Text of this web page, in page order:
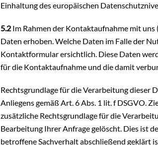
Einhaltung des europäischen
5.2 Im Rahmen der Kontaktaufnahme mit
Daten erhoben. Welche Daten im Falle der
Kontaktformular ersichtlich. Diese Daten
für die Kontaktaufnahme und die damit
Rechtsgrundlage für die Verarbeitung dieser
Anliegens gemäß Art. 6 Abs. 1 lit. f DSGVO.
zusätzliche Rechtsgrundlage für die
Bearbeitung Ihrer Anfrage gelöscht. Dies ist
betroffene Sachverhalt abschließend geklärt